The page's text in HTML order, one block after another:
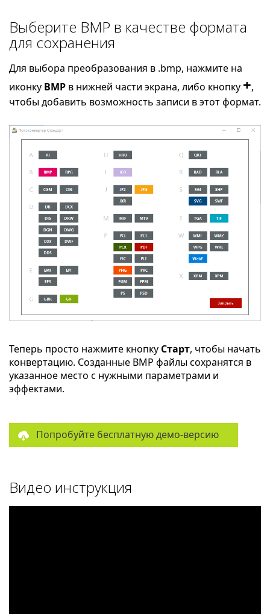
Выберите BMP в качестве формата
для сохранения
Для выбора преобразования в .bmp, нажмите на
иконку BMP в нижней части экрана, либо кнопку +,
чтобы добавить возможность записи в этот формат.
Теперь просто нажмите кнопку Старт, чтобы начать
конвертацию. Созданные BMP файлы сохранятся в
указанное место с нужными параметрами и
эффектами.
Попробуйте бесплатную демо-версию
Видео инструкция